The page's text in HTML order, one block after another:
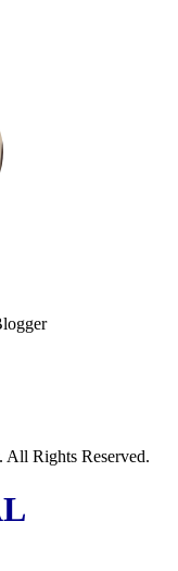
Rights Reserved.